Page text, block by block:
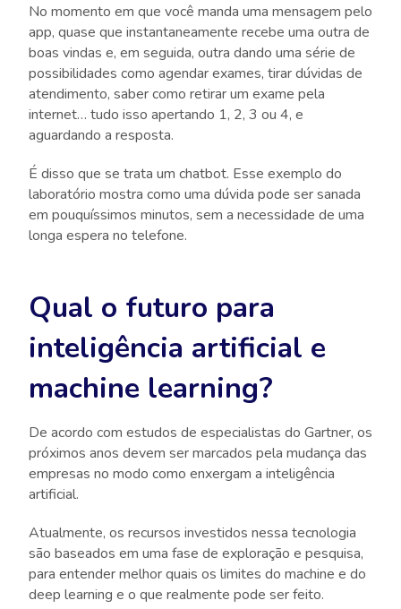
No momento em que você manda uma mensagem pelo
app, quase que instantaneamente recebe uma outra de
boas vindas e, em seguida, outra dando uma série de
possibilidades como agendar exames, tirar dúvidas de
atendimento, saber como retirar um exame pela
internet… tudo isso apertando 1, 2, 3 ou 4, e
aguardando a resposta.
É disso que se trata um chatbot. Esse exemplo do
laboratório mostra como uma dúvida pode ser sanada
em pouquíssimos minutos, sem a necessidade de uma
longa espera no telefone.
Qual o futuro para
inteligência artificial e
machine learning?
De acordo com estudos de especialistas do Gartner, os
próximos anos devem ser marcados pela mudança das
empresas no modo como enxergam a inteligência
artificial.
Atualmente, os recursos investidos nessa tecnologia
são baseados em uma fase de exploração e pesquisa,
para entender melhor quais os limites do machine e do
deep learning e o que realmente pode ser feito.